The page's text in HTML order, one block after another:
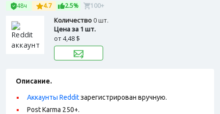
48ч 4.7 2.5% 100+
Количество0 шт.
Цена за 1 шт.
от4,48 $
Описание.
Аккаунты Redditзарегистрирован вручную.
Post Karma 250+.